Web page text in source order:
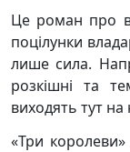
Це роман про
поцілунки
лише сила.
розкішні та
виходять тут
«Три